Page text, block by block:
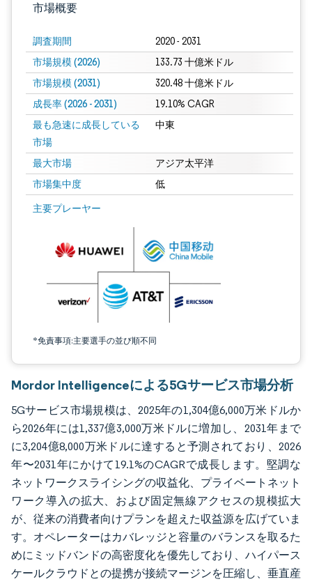
市場概要
調査期間 2020 - 2031
市場規模 (2026) 133.73 十億米ドル
市場規模 (2031) 320.48 十億米ドル
成長率 (2026 - 2031) 19.10% CAGR
最も急速に成長している
市場
中東
最大市場 アジア太平洋
市場集中度 低
主要プレーヤー
*免責事項:主要選手の並び順不同
画像 © Mordor Intelligence。再利用にはCC BY 4.0の表示が必要です。
Mordor Intelligenceによる5Gサービス市場分析
5Gサービス市場規模は、2025年の1,304億6,000万米ドルか
ら2026年には1,337億3,000万米ドルに増加し、2031年まで
に3,204億8,000万米ドルに達すると予測されており、2026
年〜2031年にかけて19.1%のCAGRで成長します。堅調な
ネットワークスライシングの収益化、プライベートネット
ワーク導入の拡大、および固定無線アクセスの規模拡大
が、従来の消費者向けプランを超えた収益源を広げていま
す。オペレーターはカバレッジと容量のバランスを取るた
めにミッドバンドの高密度化を優先しており、ハイパース
ケールクラウドとの提携が接続マージンを圧縮し、垂直産